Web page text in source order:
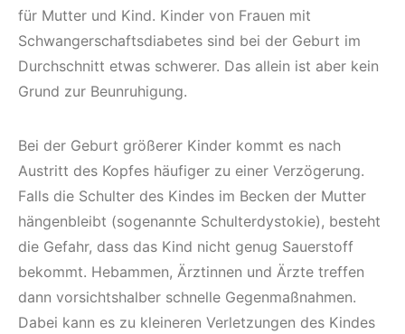
für Mutter und Kind. Kinder von Frauen mit
Schwangerschaftsdiabetes sind bei der Geburt im
Durchschnitt etwas schwerer. Das allein ist aber kein
Grund zur Beunruhigung.
Bei der Geburt größerer Kinder kommt es nach
Austritt des Kopfes häufiger zu einer Verzögerung.
Falls die Schulter des Kindes im Becken der Mutter
hängenbleibt (sogenannte Schulterdystokie), besteht
die Gefahr, dass das Kind nicht genug Sauerstoff
bekommt. Hebammen, Ärztinnen und Ärzte treffen
dann vorsichtshalber schnelle Gegenmaßnahmen.
Dabei kann es zu kleineren Verletzungen des Kindes